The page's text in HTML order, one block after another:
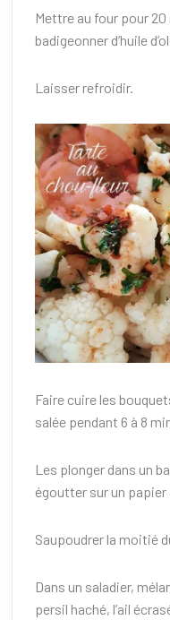
Mettre au four pour
badigeonner d’huile
Laisser refroidir.
Faire cuire les
salée pendant 6 à 8
Les plonger dans un
égoutter sur un papier
Saupoudrer la moitié
Dans un saladier,
persil haché, l’ail